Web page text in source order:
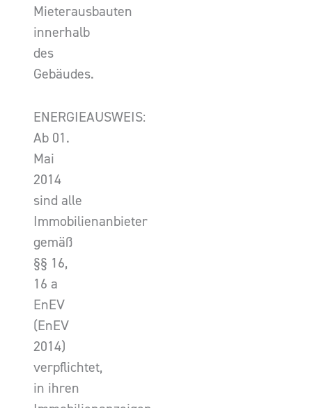
Mieterausbauten
innerhalb
des
Gebäudes.
ENERGIEAUSWEIS:
Ab 01.
Mai
2014
sind alle
Immobilienanbieter
gemäß
§§ 16,
16 a
EnEV
(EnEV
2014)
verpflichtet,
in ihren